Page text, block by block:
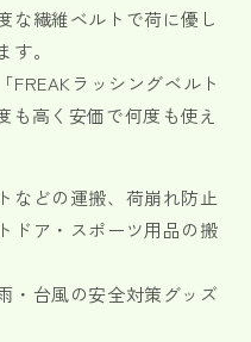
な繊維ベルトで荷に優し
。
FREAKラッシングベルト
も高く安価で何度も使え
などの運搬、荷崩れ防止
ドア・スポーツ用品の搬
・台風の安全対策グッズ